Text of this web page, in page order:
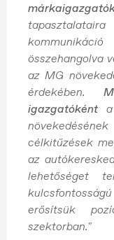
összehangolva
az MG
érdekében.
igazgatókénta
célkitűzések
az
lehetőséget
erősítsük
szektorban."